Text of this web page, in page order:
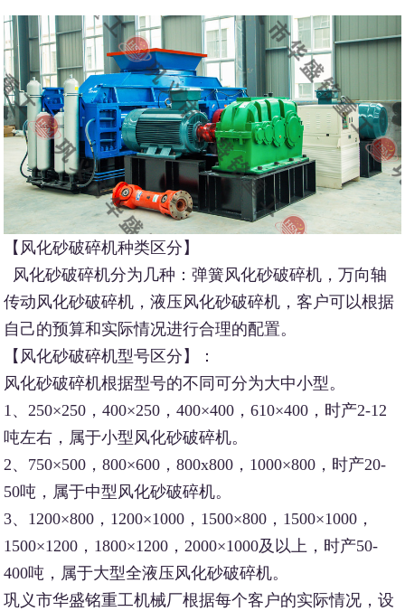
【风化砂破碎机种类区分】
风化砂破碎机分为几种：弹簧风化砂破碎机，万向轴
传动风化砂破碎机，液压风化砂破碎机，客户可以根据
自己的预算和实际情况进行合理的配置。
【风化砂破碎机型号区分】：
风化砂破碎机根据型号的不同可分为大中小型。
1、250×250，400×250，400×400，610×400，时产2-12
吨左右，属于小型风化砂破碎机。
2、750×500，800×600，800x800，1000×800，时产20-
50吨，属于中型风化砂破碎机。
3、1200×800，1200×1000，1500×800，1500×1000，
1500×1200，1800×1200，2000×1000及以上，时产50-
400吨，属于大型全液压风化砂破碎机。
巩义市华盛铭重工机械厂根据每个客户的实际情况，设